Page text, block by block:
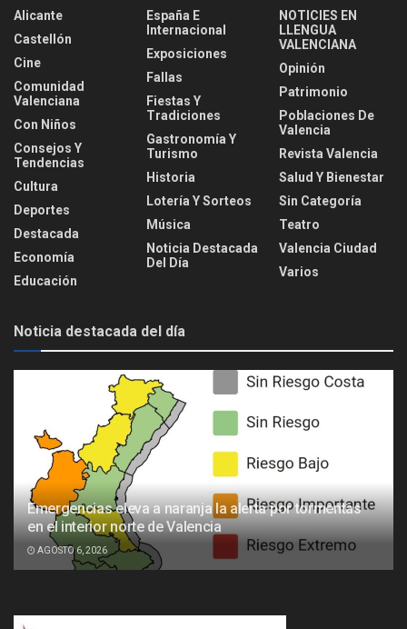
Alicante
Castellón
Cine
Comunidad
Valenciana
Con Niños
Consejos Y
Tendencias
Cultura
Deportes
Destacada
Economía
Educación
España E
Internacional
Exposiciones
Fallas
Fiestas Y
Tradiciones
Gastronomía Y
Turismo
Historia
Lotería Y Sorteos
Música
Noticia Destacada
Del Día
NOTICIES EN
LLENGUA
VALENCIANA
Opinión
Patrimonio
Poblaciones De
Valencia
Revista Valencia
Salud Y Bienestar
Sin Categoría
Teatro
Valencia Ciudad
Varios
Noticia destacada del día
Emergencias eleva a naranja la alerta por tormentas
en el interior norte de Valencia
AGOSTO 6, 2026